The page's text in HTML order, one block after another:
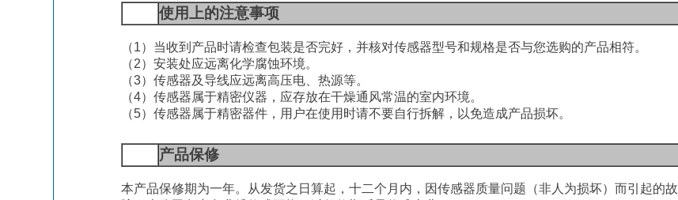
使用上的注意事项
（1） 当收到产品时请检查包装是否完好，并核对传感器型号和规格是否与您选购的产品相符。
（2） 安装处应远离化学腐蚀环境。
（3） 传感器及导线应远离高压电、热源等。
（4） 传感器属于精密仪器，应存放在干燥通风常温的室内环境。
（5） 传感器属于精密器件，用户在使用时请不要自行拆解，以免造成产品损坏。
产品保修
本产品保修期为一年。从发货之日算起，十二个月内，因传感器质量问题（非人为损坏）而引起的故